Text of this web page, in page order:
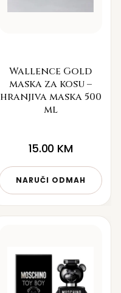
Wallence Gold
maska za kosu –
hranjiva maska 500
ml
15.00 KM
NARUČI ODMAH